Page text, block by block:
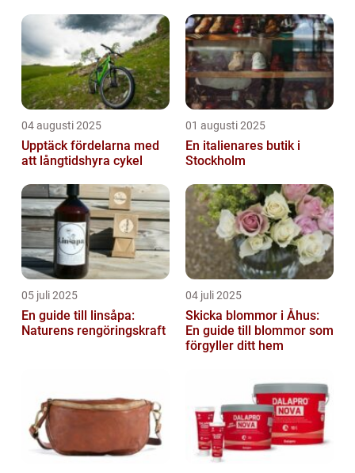
04 augusti 2025
Upptäck fördelarna med
att långtidshyra cykel
01 augusti 2025
En italienares butik i
Stockholm
05 juli 2025
En guide till linsåpa:
Naturens rengöringskraft
04 juli 2025
Skicka blommor i Åhus:
En guide till blommor som
förgyller ditt hem